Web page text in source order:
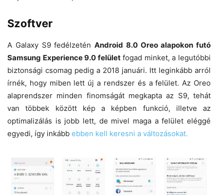
Szoftver
A Galaxy S9 fedélzetén Android 8.0 Oreo alapokon futó
Samsung Experience 9.0 felületfogad minket, a legutóbbi
biztonsági csomag pedig a 2018 januári. Itt leginkább arról
írnék, hogy miben lett új a rendszer és a felület. Az Oreo
alaprendszer minden finomságát megkapta az S9, tehát
van többek között kép a képben funkció, illetve az
optimalizálás is jobb lett, de mivel maga a felület eléggé
egyedi, így inkább ebben kell keresni a változásokat.